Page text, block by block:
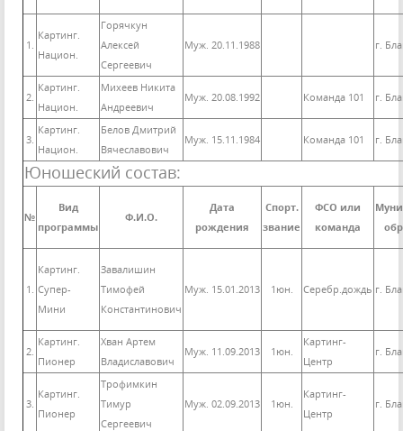
1.
Картинг.
Национ.
Горячкун
Алексей
Сергеевич
Муж. 20.11.1988 г.
2.
Картинг.
Национ.
Михеев Никита
Андреевич
Муж. 20.08.1992 Команда 101 г.
3.
Картинг.
Национ.
Белов Дмитрий
Вячеславович
Муж. 15.11.1984 Команда 101 г.
Юношеский состав:
№
Вид
программы
Ф.И.О.
Дата
рождения
Спорт.
звание
ФСО или
команда
1.
Картинг.
Супер-
Мини
Завалишин
Тимофей
Константинович
Муж. 15.01.2013 1юн. Серебр.дождь г.
2.
Картинг.
Пионер
Хван Артем
Владиславович
Муж. 11.09.2013 1юн.
Картинг-
Центр
г.
3.
Картинг.
Пионер
Трофимкин
Тимур
Сергеевич
Муж. 02.09.2013 1юн.
Картинг-
Центр
г.